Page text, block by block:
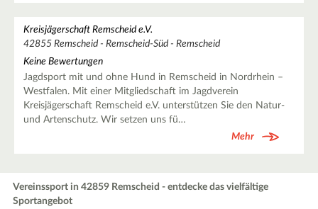
Kreisjägerschaft Remscheid e.V.
42855 Remscheid - Remscheid-Süd - Remscheid
Keine Bewertungen
Jagdsport mit und ohne Hund in Remscheid in Nordrhein –
Westfalen. Mit einer Mitgliedschaft im Jagdverein
Kreisjägerschaft Remscheid e.V. unterstützen Sie den Natur-
und Artenschutz. Wir setzen uns fü…
Mehr
Vereinssport in 42859 Remscheid - entdecke das vielfältige
Sportangebot